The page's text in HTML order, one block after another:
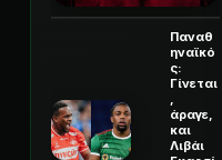
Παναθ
ηναϊκό
ς:
Γίνεται
,
άραγε,
και
Λιβάι